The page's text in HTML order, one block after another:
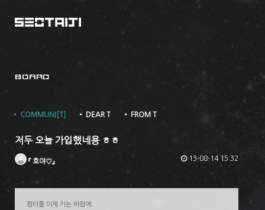
BOARD
• COMMUNI[T] • DEAR T • FROM T
저두 오늘 가입했네용 ㅎㅎ
『 호야♡』 13-08-14 15:32
컴터를 이제 키는 바람에..